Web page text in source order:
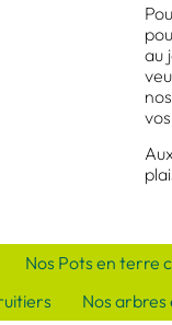
au
Nos Pots en terre
Nos